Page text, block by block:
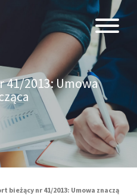
41/2013: Umowa
bieżący nr 41/2013: Umowa znacząca